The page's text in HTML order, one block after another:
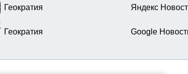
Геократия Яндекс
Геократия Google